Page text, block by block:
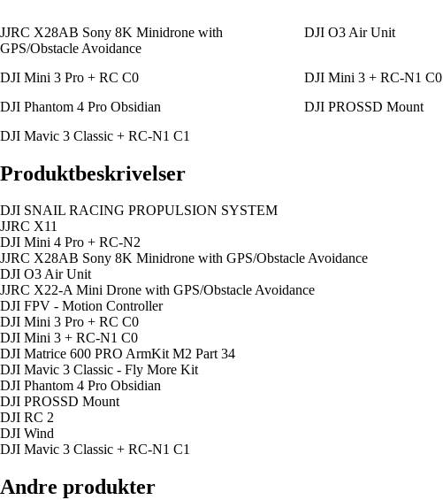
JJRC X28AB Sony 8K Minidrone with
GPS/Obstacle Avoidance
DJI O3 Air Unit
DJI Mini 3 Pro + RC C0 DJI Mini 3 + RC-N1 C0
DJI Phantom 4 Pro Obsidian
DJI PROSSD Mount
DJI Mavic 3 Classic + RC-N1 C1
Produktbeskrivelser
DJI SNAIL RACING PROPULSION SYSTEM
JJRC X11
DJI Mini 4 Pro + RC-N2
JJRC X28AB Sony 8K Minidrone with GPS/Obstacle Avoidance
DJI O3 Air Unit
JJRC X22-A Mini Drone with GPS/Obstacle Avoidance
DJI FPV - Motion Controller
DJI Mini 3 Pro + RC C0
DJI Mini 3 + RC-N1 C0
DJI Matrice 600 PRO ArmKit M2 Part 34
DJI Mavic 3 Classic - Fly More Kit
DJI Phantom 4 Pro Obsidian
DJI PROSSD Mount
DJI RC 2
DJI Wind
DJI Mavic 3 Classic + RC-N1 C1
Andre produkter